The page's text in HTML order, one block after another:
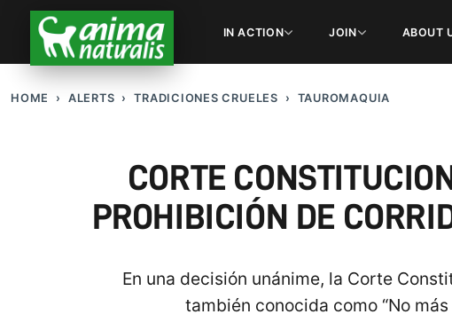
IN ACTION JOIN ABOUT
HOME ALERTS TRADICIONES CRUELES TAUROMAQUIA
CORTE
PROHIBICIÓN DE
En una decisión unánime, la Corte
también conocida como “No